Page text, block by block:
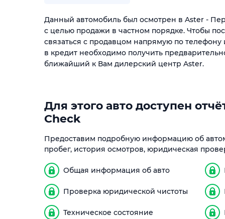
Данный автомобиль был осмотрен в Aster -
с целью продажи в частном порядке. Чтобы
связаться с продавцом напрямую по
в кредит необходимо получить
ближайший к Вам дилерский центр Aster.
Для этого авто доступен
Check
Предоставим подробную информацию об
пробег, история осмотров, юридическая
Общая информация об авто
Проверка юридической чистоты
Техническое состояние